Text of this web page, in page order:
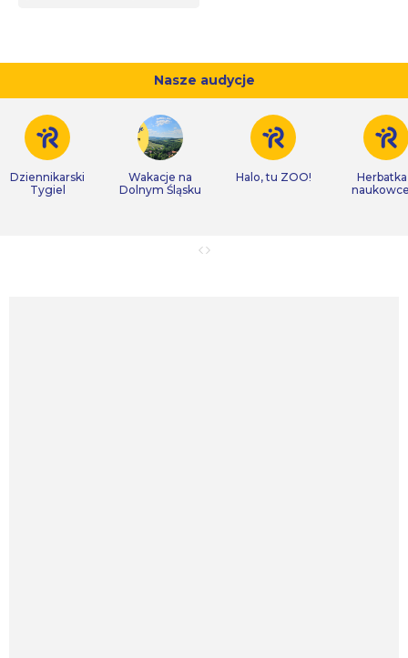
Nasze audycje
Dziennikarski
Tygiel
Wakacje na
Dolnym Śląsku
Halo, tu ZOO!